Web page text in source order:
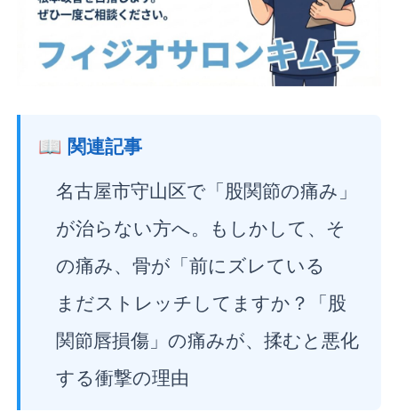
📖 関連記事
名古屋市守山区で「股関節の痛み」
が治らない方へ。もしかして、そ
の痛み、骨が「前にズレている
まだストレッチしてますか？「股
関節唇損傷」の痛みが、揉むと悪化
する衝撃の理由